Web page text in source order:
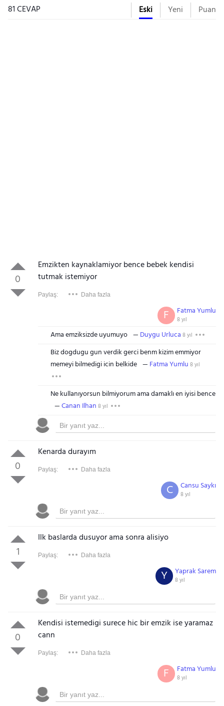
81 CEVAP Eski Yeni Puan
0
Emzikten kaynaklamiyor bence bebek kendisi
tutmak istemiyor
Paylaş: Daha fazla
Fatma Yumlu
8 yıl
F
Ama emziksizde uyumuyo Duygu Urluca 8 yıl
Biz dogdugu gun verdik gerci benm kizim emmiyor
memeyi bilmedigi icin belkide
Fatma Yumlu 8 yıl
Ne kullanıyorsun bilmiyorum ama damaklı en iyisi bence
Canan Ilhan 8 yıl
0
Kenarda durayım
Paylaş: Daha fazla
Cansu Saykı
8 yıl
C
1
Ilk baslarda dusuyor ama sonra alisiyo
Paylaş: Daha fazla
Yaprak Sarem
8 yıl
Y
0
Kendisi istemedigi surece hic bir emzik ise yaramaz
cann
Paylaş: Daha fazla
Fatma Yumlu
8 yıl
F